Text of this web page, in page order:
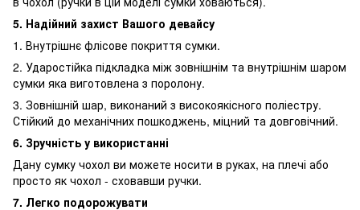
5. Надійний захист Вашого девайсу
1. Внутрішнє флісове покриття сумки.
2. Ударостійка підкладка між зовнішнім та внутрішнім шаром
сумки яка виготовлена з поролону.
3. Зовнішній шар, виконаний з високоякісного поліестру.
Стійкий до механічних пошкоджень, міцний та довговічний.
6. Зручність у використанні
Дану сумку чохол ви можете носити в руках, на плечі або
просто як чохол - сховавши ручки.
7. Легко подорожувати